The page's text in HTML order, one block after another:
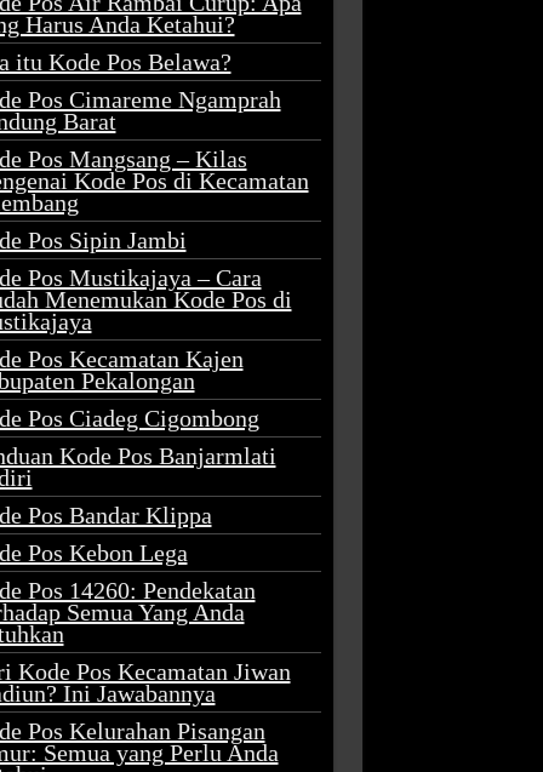
Harus Anda Ketahui?
itu Kode Pos Belawa?
Pos Cimareme Ngamprah
Barat
Pos Mangsang – Kilas
Kode Pos di Kecamatan
Pos Sipin Jambi
Pos Mustikajaya – Cara
Menemukan Kode Pos di
Pos Kecamatan Kajen
Pekalongan
Pos Ciadeg Cigombong
Kode Pos Banjarmlati
Pos Bandar Klippa
Pos Kebon Lega
Pos 14260: Pendekatan
Semua Yang Anda
Kode Pos Kecamatan Jiwan
Ini Jawabannya
Pos Kelurahan Pisangan
Semua yang Perlu Anda